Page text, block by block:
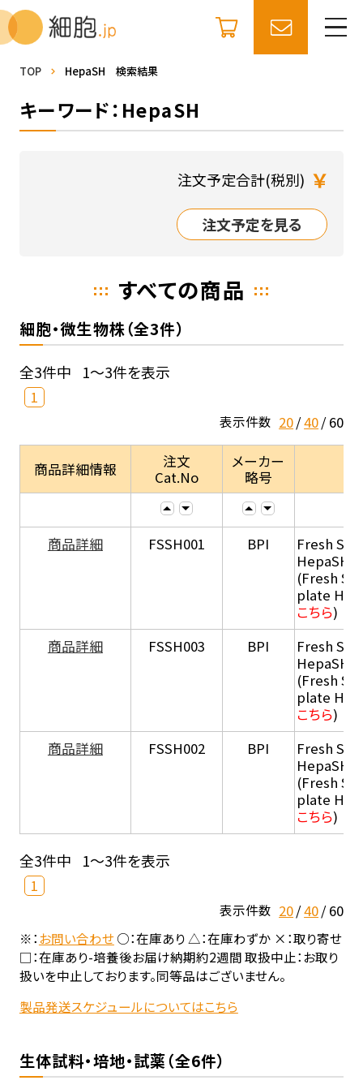
TOP HepaSH 検索結果
キーワード：HepaSH
注文予定合計(税別) ￥
注文予定を見る
すべての商品
細胞・微生物株（全3件）
全3件中 1～3件を表示
1
表示件数 20 40 60
商品詳細情報
注文
Cat.No
メーカー
略号
商品詳細 FSSH001 BPI
Fresh
HepaSH®
(Fresh
plate
こちら)
商品詳細
FSSH003 BPI
Fresh
HepaSH®
(Fresh
plate
こちら)
商品詳細
FSSH002 BPI
Fresh
HepaSH®
(Fresh
plate
こちら)
全3件中 1～3件を表示
1
表示件数 20 40 60
※：お問い合わせ○：在庫あり △：在庫わずか ×：取り寄せ
□：在庫あり-培養後お届け納期約2週間 取扱中止：お取り
扱いを中止しております。同等品はございません。
製品発送スケジュールについてはこちら
生体試料・培地・試薬（全6件）